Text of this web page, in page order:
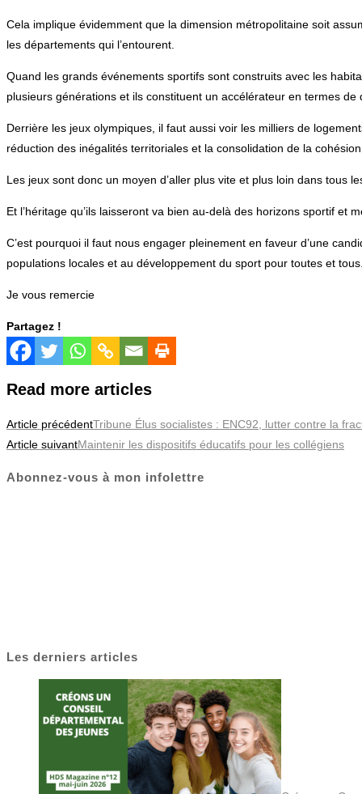
Cela implique évidemment que la dimension métropolitaine soit
les départements qui l’entourent.
Quand les grands événements sportifs sont construits avec les
plusieurs générations et ils constituent un accélérateur en termes de
Derrière les jeux olympiques, il faut aussi voir les milliers de
réduction des inégalités territoriales et la consolidation de la
Les jeux sont donc un moyen d’aller plus vite et plus loin dans tous
Et l’héritage qu’ils laisseront va bien au-delà des horizons sportif et
C’est pourquoi il faut nous engager pleinement en faveur d’une
populations locales et au développement du sport pour toutes et
Je vous remercie
Partagez !
Read more articles
Article précédentTribune Élus socialistes : ENC92, lutter contre la
Article suivantMaintenir les dispositifs éducatifs pour les collégiens
Abonnez-vous à mon infolettre
Les derniers articles